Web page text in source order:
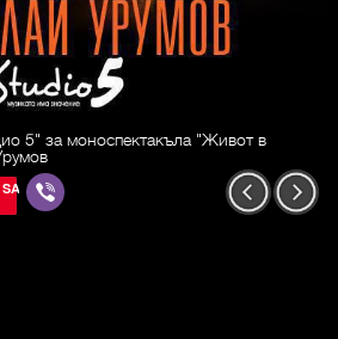
5" за моноспектакъла "Живот в
SAVE